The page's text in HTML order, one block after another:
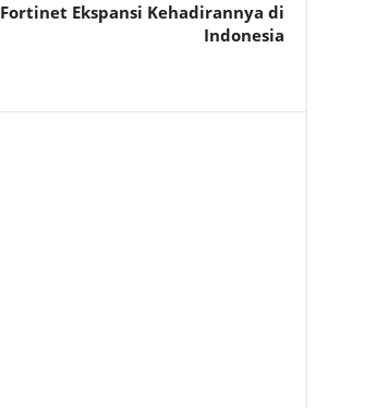
Fortinet Ekspansi Kehadirannya di
Indonesia